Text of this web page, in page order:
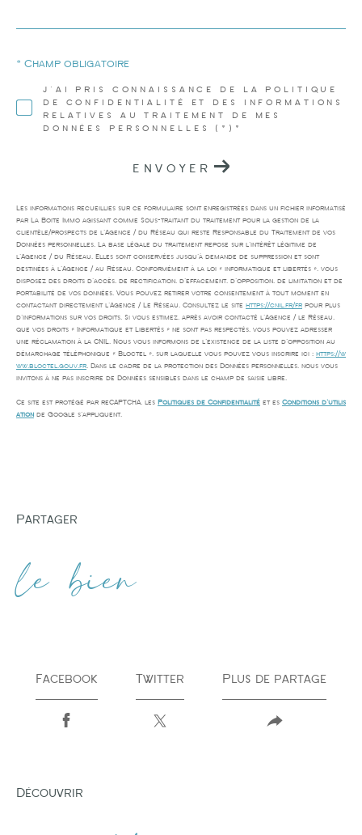
J'AI PRIS CONNAISSANCE DE LA POLITIQUE
DE CONFIDENTIALITÉ ET DES INFORMATIONS
RELATIVES AU TRAITEMENT DE MES
DONNÉES PERSONNELLES (*)*
* Champ obligatoire
ENVOYER
Les informations recueillies sur ce formulaire sont enregistrées dans un fichier informatisé
par La Boite Immo agissant comme Sous-traitant du traitement pour la gestion de la
clientèle/prospects de l'Agence / du Réseau qui reste Responsable du Traitement de vos
Données personnelles. La base légale du traitement repose sur l'intérêt légitime de
l'Agence / du Réseau. Elles sont conservées jusqu'à demande de suppression et sont
destinées à l'Agence / au Réseau. Conformément à la loi « informatique et libertés », vous
disposez des droits d’accès, de rectification, d’effacement, d’opposition, de limitation et de
portabilité de vos données. Vous pouvez retirer votre consentement à tout moment en
contactant directement l’Agence / Le Réseau. Consultez le site https://cnil.fr/fr pour plus
d’informations sur vos droits. Si vous estimez, après avoir contacté l'Agence / le Réseau,
que vos droits « Informatique et Libertés » ne sont pas respectés, vous pouvez adresser
une réclamation à la CNIL. Nous vous informons de l’existence de la liste d'opposition au
démarchage téléphonique « Bloctel », sur laquelle vous pouvez vous inscrire ici : https://w
ww.bloctel.gouv.fr . Dans le cadre de la protection des Données personnelles, nous vous
invitons à ne pas inscrire de Données sensibles dans le champ de saisie libre.
Ce site est protégé par reCAPTCHA, les Politiques de Confidentialité et es Conditions d'utilis
ation de Google s'appliquent.
partager
le bien
Facebook Twitter Plus de partage
découvrir